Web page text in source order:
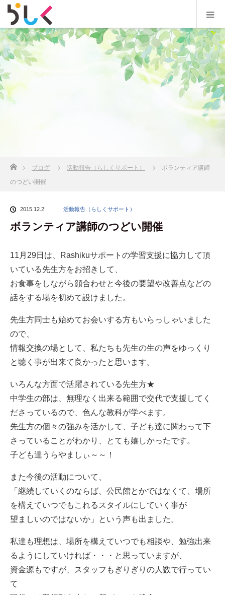
ブログ 活動報告（らしくサポート）
ボランティア講師
のつどい開催
2015.12.2 活動報告（らしくサポート）
ボランティア講師のつどい開催
11月29日は、Rashikuサポートの学習支援に協力して頂
いている先生方をお招きして、
お食事をしながら顔合わせと今後の要望や改善点などの
話をする場を初めて設けました。
先生方同士も始めてお会いする方もいらっしゃいました
ので、
情報交換の場として、私たちも先生の生の声をゆっくり
と聴く事が出来て良かったと思います。
いろんな方面で活躍されている先生方★
中学生の部は、無理なく出来る範囲で交代で支援してく
ださっているので、色んな教科が学べます。
先生方の個々の強みを活かして、子ども達に関わって下
さっていることがわかり、とても嬉しかったです。
子ども達うらやましぃ～～！
また今後の活動について、
「継続していくのならば、公民館とかではなくて、場所
を構えていつでもこれるスタイルにしていく事が
望ましいのではないか」という声も出ました。
私達も理想は、場所を構えていつでも相談や、勉強出来
るようにしていければ・・・と思っていますが、
資金源もですが、スタッフもぎりぎりの人数で行ってい
て